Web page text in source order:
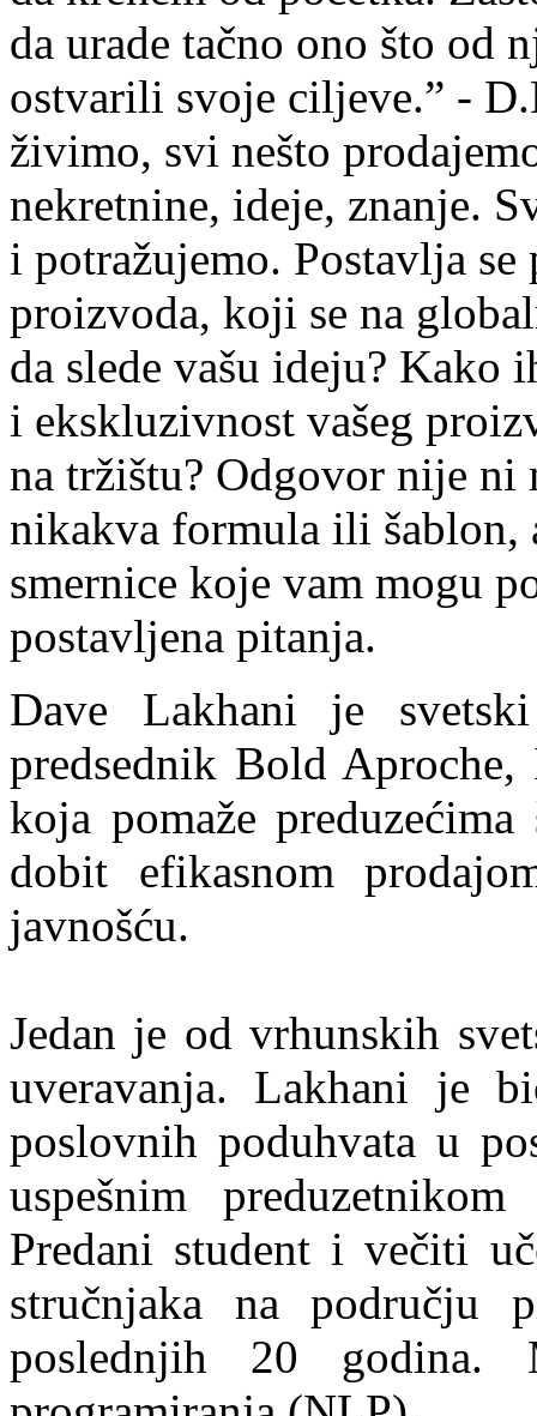
da urade tačno ono što od
ostvarili svoje ciljeve.” -
živimo, svi nešto
nekretnine, ideje, znanje.
i potražujemo. Postavlja
proizvoda, koji se na
da slede vašu ideju? Kako
i ekskluzivnost vašeg
na tržištu? Odgovor nije ni
nikakva formula ili šablon,
smernice koje vam mogu
postavljena pitanja.
Dave Lakhani je
predsednik Bold
koja pomaže
dobit efikasnom
javnošću.
Jedan je od vrhunskih
uveravanja. Lakhani je
poslovnih poduhvata u
uspešnim
Predani student i večiti
stručnjaka na području
poslednjih 20 godina.